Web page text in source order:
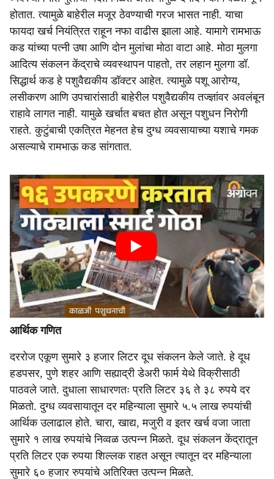
होतात. त्यामुळे बाहेरील मजूर ठेवण्याची गरज भासत नाही. याचा
फायदा खर्च नियंत्रित राहून नफा वाढीस झाला आहे. यामागे रामभाऊ
कड यांच्या पत्नी उषा आणि दोन मुलांचा मोठा वाटा आहे. मोठा मुलगा
आदित्य संकलन केंद्राचे व्यवस्थापन पाहतो, तर लहान मुलगा डॉ.
सिद्धार्थ कड हे पशुवैद्यकीय डॉक्टर आहेत. त्यामुळे पशू आरोग्य,
लसीकरण आणि उपचारांसाठी बाहेरील पशुवैद्यकीय तज्ज्ञांवर अवलंबून
राहावे लागत नाही. यामुळे खर्चात बचत होत असून पशुधन निरोगी
राहते. कुटुंबाची एकत्रित मेहनत हेच दुग्ध व्यवसायाच्या यशाचे गमक
असल्याचे रामभाऊ कड सांगतात.
आर्थिक गणित
दररोज एकूण सुमारे ३ हजार लिटर दूध संकलन केले जाते. हे दूध
हडपसर, पुणे शहर आणि सह्याद्री डेअरी फार्म येथे विक्रीसाठी
पाठवले जाते. दुधाला साधारणतः प्रति लिटर ३६ ते ३८ रुपये दर
मिळतो. दुग्ध व्यवसायातून दर महिन्याला सुमारे ५.५ लाख रुपयांची
आर्थिक उलाढाल होते. चारा, खाद्य, मजुरी व इतर खर्च वजा जाता
सुमारे १ लाख रुपयांचे निव्वळ उत्पन्न मिळते. दूध संकलन केंद्रातून
प्रति लिटर एक रुपया शिल्लक राहत असून त्यातून दर महिन्याला
सुमारे ६० हजार रुपयांचे अतिरिक्त उत्पन्न मिळते.